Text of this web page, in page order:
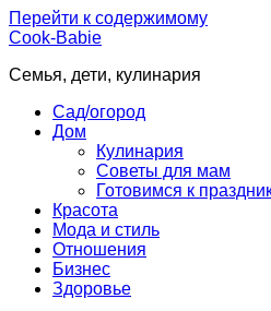
Перейти к содержимому
Cook-Babie
Семья, дети, кулинария
Сад/огород
Дом
Кулинария
Советы для мам
Готовимся к
Красота
Мода и стиль
Отношения
Бизнес
Здоровье